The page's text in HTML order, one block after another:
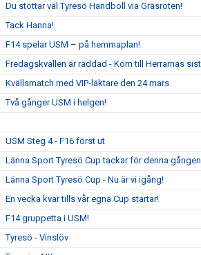
Du stöttar väl Tyresö Handboll via Gräsroten!
Tack Hanna!
F14 spelar USM – på hemmaplan!
Fredagskvällen är räddad - Kom till Herrarnas
Kvällsmatch med VIP-läktare den 24 mars
Två gånger USM i helgen!
USM Steg 4 - F16 först ut
Länna Sport Tyresö Cup tackar för denna
Länna Sport Tyresö Cup - Nu är vi igång!
En vecka kvar tills vår egna Cup startar!
F14 gruppetta i USM!
Tyresö - Vinslöv